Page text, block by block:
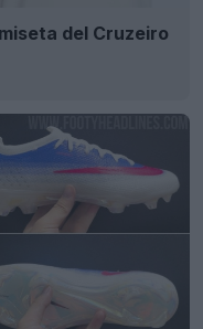
del Cruzeiro